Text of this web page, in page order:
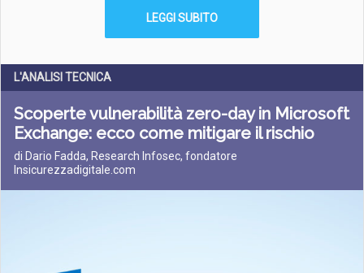
LEGGI SUBITO
L'ANALISI TECNICA
Scoperte vulnerabilità zero-day in Microsoft
Exchange: ecco come mitigare il rischio
di Dario Fadda, Research Infosec, fondatore
Insicurezzadigitale.com